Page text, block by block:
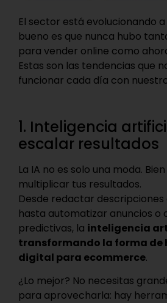
El sector está evolucionando
bueno es que nunca hubo
para vender online como
Estas son las tendencias que
funcionar cada día con
1. Inteligencia
escalar resultados
La IA no es solo una moda.
multiplicar tus resultados.
Desde redactar
hasta automatizar anuncios o
predictivas, la inteligencia
transformando la forma de
digital para ecommerce.
¿Lo mejor? No necesitas
para aprovecharla: hay